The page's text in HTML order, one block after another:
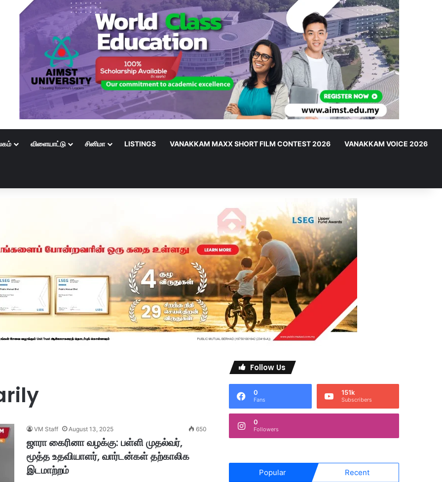
விளையாட்டு சினிமா LISTINGS VANAKKAM MAXX SHORT FILM CONTEST 2026 VANAKKAM VOICE 2026
VM Staff August 13, 2025 650
ஜாரா கைரினா வழக்கு: பள்ளி முதல்வர்,
மூத்த உதவியாளர், வார்டன்கள் தற்காலிக
இடமாற்றம்
Follow Us
0
Fans
151k
Subscribers
0
Followers
Popular Recent